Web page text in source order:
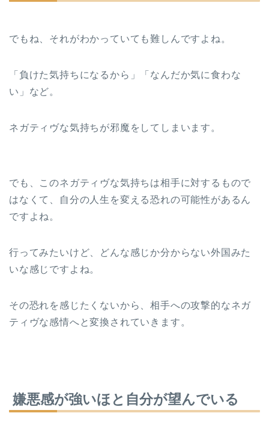
でもね、それがわかっていても難しんですよね。
「負けた気持ちになるから」「なんだか気に食わな
い」など。
ネガティヴな気持ちが邪魔をしてしまいます。
でも、このネガティヴな気持ちは相手に対するもので
はなくて、自分の人生を変える恐れの可能性があるん
ですよね。
行ってみたいけど、どんな感じか分からない外国みた
いな感じですよね。
その恐れを感じたくないから、相手への攻撃的なネガ
ティヴな感情へと変換されていきます。
嫌悪感が強いほと自分が望んでいる